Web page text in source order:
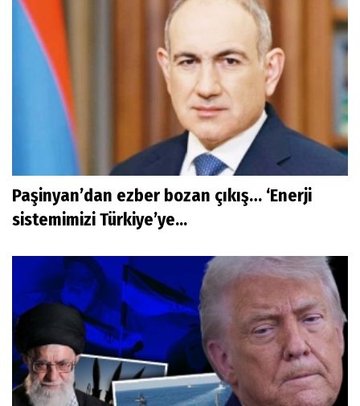
Paşinyan’dan ezber bozan çıkış… ‘Enerji
sistemimizi Türkiye’ye...